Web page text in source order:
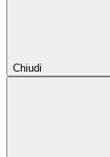
Chiudi